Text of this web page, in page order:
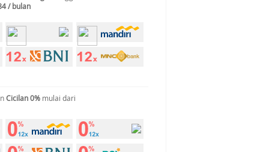
/ bulan
Cicilan 0% mulai dari